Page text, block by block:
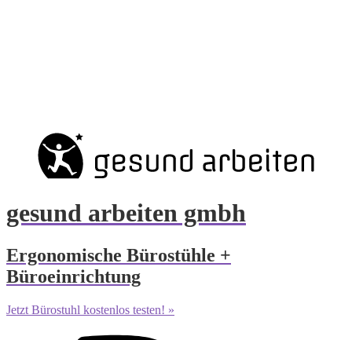
gesund arbeiten gmbh
Ergonomische Bürostühle +
Büroeinrichtung
Jetzt Bürostuhl kostenlos testen! »